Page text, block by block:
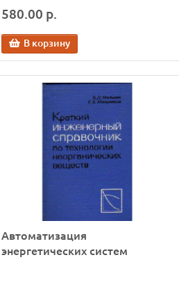
580.00 р.
В корзину
Автоматизация
энергетических систем